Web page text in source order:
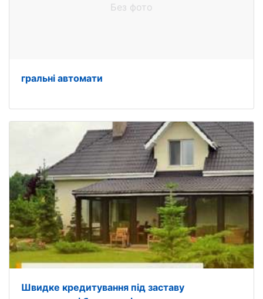
Без фото
гральні автомати
Швидке кредитування під заставу